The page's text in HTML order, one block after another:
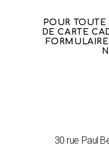
POUR TOUTE
DE CARTE
30 rue Paul